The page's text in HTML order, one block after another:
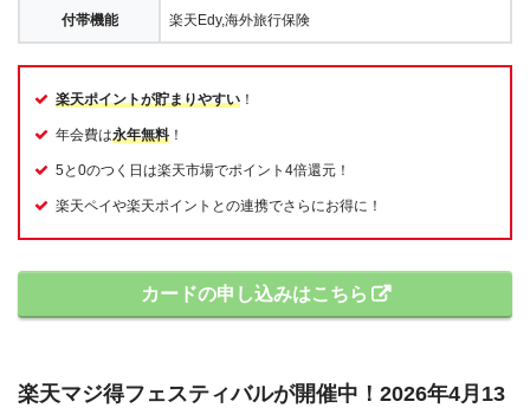
付帯機能 楽天Edy,海外旅行保険
楽天ポイントが貯まりやすい ！
年会費は永年無料 ！
5と0のつく日は楽天市場でポイント4倍還元！
楽天ペイや楽天ポイントとの連携でさらにお得に！
カードの申し込みはこちら
楽天マジ得フェスティバルが開催中！2026年4月13